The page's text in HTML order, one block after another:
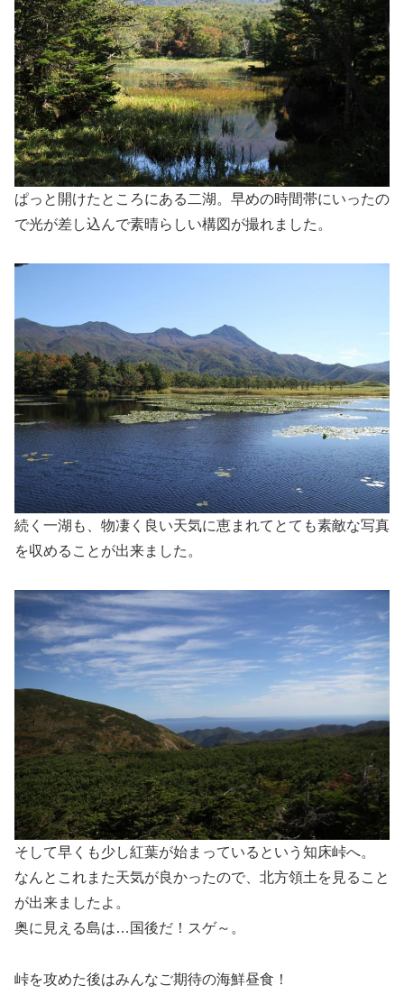
ぱっと開けたところにある二湖。早めの時間帯にいったの
で光が差し込んで素晴らしい構図が撮れました。
続く一湖も、物凄く良い天気に恵まれてとても素敵な写真
を収めることが出来ました。
そして早くも少し紅葉が始まっているという知床峠へ。
なんとこれまた天気が良かったので、北方領土を見ること
が出来ましたよ。
奥に見える島は…国後だ！スゲ～。
峠を攻めた後はみんなご期待の海鮮昼食！